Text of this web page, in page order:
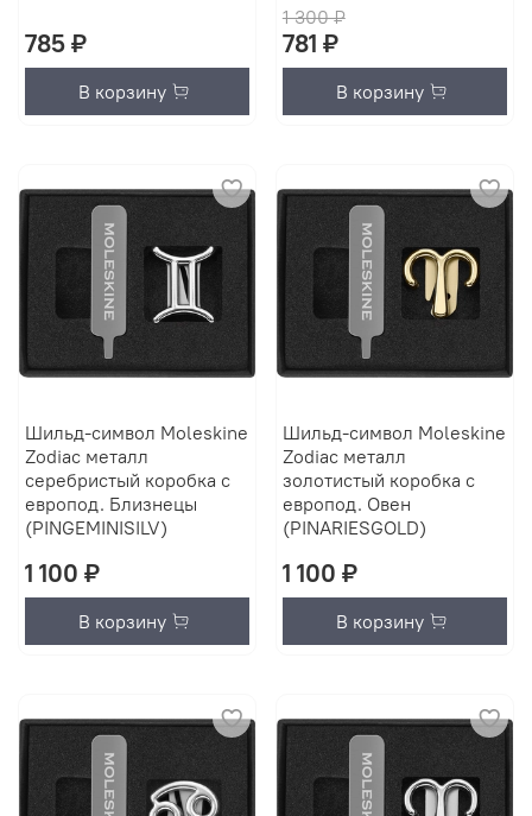
785 ₽
В корзину
1 300 ₽
781 ₽
В корзину
Шильд-символ Moleskine
Zodiac металл
серебристый коробка с
европод. Близнецы
(PINGEMINISILV)
1 100 ₽
В корзину
Шильд-символ Moleskine
Zodiac металл
золотистый коробка с
европод. Овен
(PINARIESGOLD)
1 100 ₽
В корзину